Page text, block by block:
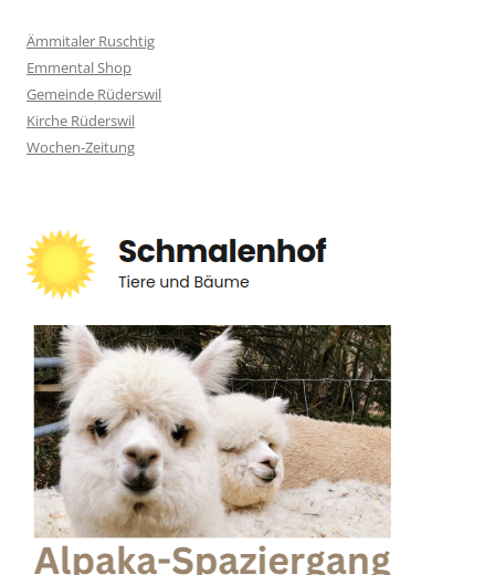
Ämmitaler Ruschtig
Emmental Shop
Gemeinde Rüderswil
Kirche Rüderswil
Wochen-Zeitung